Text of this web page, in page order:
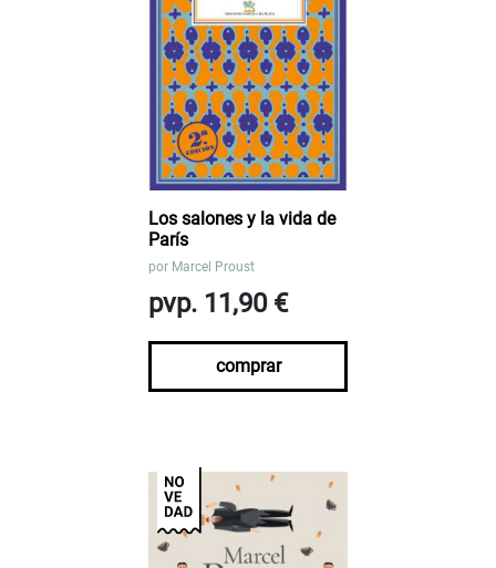
Los salones y la vida de
París
por Marcel Proust
pvp. 11,90 €
comprar